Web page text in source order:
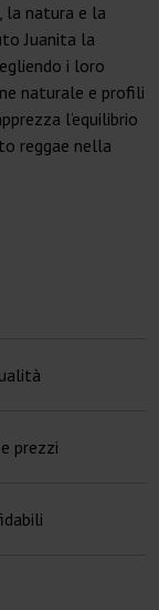
la natura e la
Juanita la
i loro
naturale e profili
l’equilibrio
reggae nella
prezzi